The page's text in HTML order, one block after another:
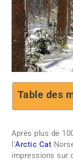
Table des
Après plus de
l’Arctic Cat
impressions sur